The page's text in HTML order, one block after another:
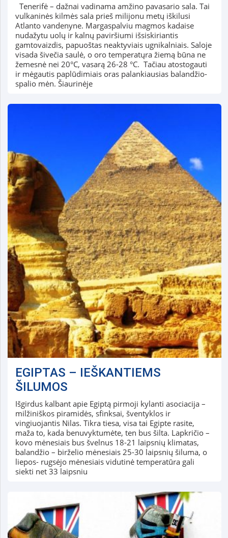
Tenerifė – dažnai vadinama amžino pavasario sala. Tai
vulkaninės kilmės sala prieš milijonu metų iškilusi
Atlanto vandenyne. Margaspalviu magmos kadaise
nudažytu uolų ir kalnų paviršiumi išsiskiriantis
gamtovaizdis, papuoštas neaktyviais ugnikalniais. Saloje
visada šivečia saulė, o oro temperatųra žiemą būna ne
žemesnė nei 20°C, vasarą 26-28 °C. Tačiau atostogauti
ir mėgautis paplūdimiais oras palankiausias balandžio-
spalio mėn. Šiaurinėje
EGIPTAS – IEŠKANTIEMS
ŠILUMOS
Išgirdus kalbant apie Egiptą pirmoji kylanti asociacija –
milžiniškos piramidės, sfinksai, šventyklos ir
vingiuojantis Nilas. Tikra tiesa, visa tai Egipte rasite,
maža to, kada benuvyktumėte, ten bus šilta. Lapkričio –
kovo mėnesiais bus švelnus 18-21 laipsnių klimatas,
balandžio – birželio mėnesiais 25-30 laipsnių šiluma, o
liepos- rugsėjo mėnesiais vidutinė temperatūra gali
siekti net 33 laipsniu